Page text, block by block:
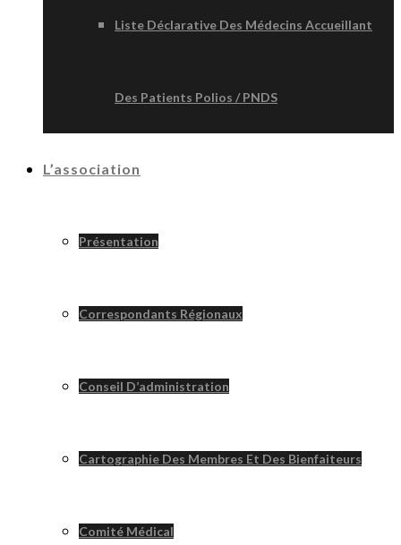
Liste Déclarative Des Médecins Accueillant
Des Patients Polios / PNDS
L’association
Présentation
Correspondants Régionaux
Conseil D’administration
Cartographie Des Membres Et Des Bienfaiteurs
Comité Médical